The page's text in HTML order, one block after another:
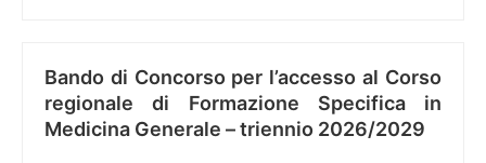
Bando di Concorso per l’accesso al Corso
regionale di Formazione Specifica in
Medicina Generale – triennio 2026/2029